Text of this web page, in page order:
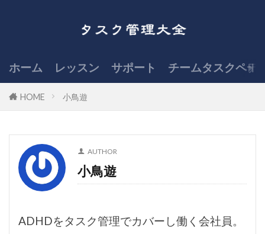
ホーム レッスン サポート チームタスクペデ
HOME 小鳥遊
AUTHOR
小鳥遊
ADHDをタスク管理でカバーし働く会社員。